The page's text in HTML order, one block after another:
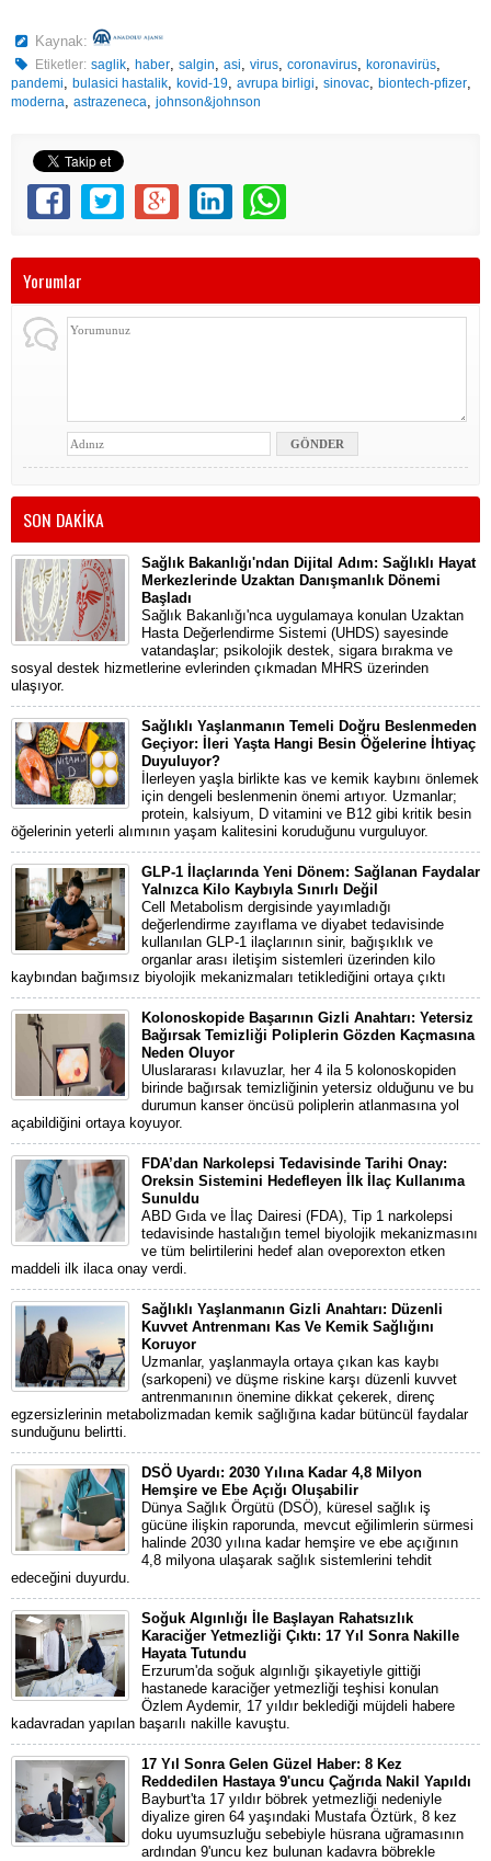
Kaynak:
Etiketler: saglik,haber,salgin,asi,virus,coronavirus,koronavirüs,
pandemi, bulasici hastalik, kovid-19, avrupa birligi, sinovac, biontech-pfizer,
moderna, astrazeneca, johnson&johnson
Yorumlar
SON DAKİKA
Sağlık Bakanlığı'ndan Dijital Adım: Sağlıklı Hayat
Merkezlerinde Uzaktan Danışmanlık Dönemi
Başladı
Sağlık Bakanlığı'nca uygulamaya konulan Uzaktan
Hasta Değerlendirme Sistemi (UHDS) sayesinde
vatandaşlar; psikolojik destek, sigara bırakma ve
sosyal destek hizmetlerine evlerinden çıkmadan MHRS üzerinden
ulaşıyor.
Sağlıklı Yaşlanmanın Temeli Doğru Beslenmeden
Geçiyor: İleri Yaşta Hangi Besin Öğelerine İhtiyaç
Duyuluyor?
İlerleyen yaşla birlikte kas ve kemik kaybını önlemek
için dengeli beslenmenin önemi artıyor. Uzmanlar;
protein, kalsiyum, D vitamini ve B12 gibi kritik besin
öğelerinin yeterli alımının yaşam kalitesini koruduğunu vurguluyor.
GLP-1 İlaçlarında Yeni Dönem: Sağlanan Faydalar
Yalnızca Kilo Kaybıyla Sınırlı Değil
Cell Metabolism dergisinde yayımladığı
değerlendirme zayıflama ve diyabet tedavisinde
kullanılan GLP-1 ilaçlarının sinir, bağışıklık ve
organlar arası iletişim sistemleri üzerinden kilo
kaybından bağımsız biyolojik mekanizmaları tetiklediğini ortaya çıktı
Kolonoskopide Başarının Gizli Anahtarı: Yetersiz
Bağırsak Temizliği Poliplerin Gözden Kaçmasına
Neden Oluyor
Uluslararası kılavuzlar, her 4 ila 5 kolonoskopiden
birinde bağırsak temizliğinin yetersiz olduğunu ve bu
durumun kanser öncüsü poliplerin atlanmasına yol
açabildiğini ortaya koyuyor.
FDA’dan Narkolepsi Tedavisinde Tarihi Onay:
Oreksin Sistemini Hedefleyen İlk İlaç Kullanıma
Sunuldu
ABD Gıda ve İlaç Dairesi (FDA), Tip 1 narkolepsi
tedavisinde hastalığın temel biyolojik mekanizmasını
ve tüm belirtilerini hedef alan oveporexton etken
maddeli ilk ilaca onay verdi.
Sağlıklı Yaşlanmanın Gizli Anahtarı: Düzenli
Kuvvet Antrenmanı Kas Ve Kemik Sağlığını
Koruyor
Uzmanlar, yaşlanmayla ortaya çıkan kas kaybı
(sarkopeni) ve düşme riskine karşı düzenli kuvvet
antrenmanının önemine dikkat çekerek, direnç
egzersizlerinin metabolizmadan kemik sağlığına kadar bütüncül faydalar
sunduğunu belirtti.
DSÖ Uyardı: 2030 Yılına Kadar 4,8 Milyon
Hemşire ve Ebe Açığı Oluşabilir
Dünya Sağlık Örgütü (DSÖ), küresel sağlık iş
gücüne ilişkin raporunda, mevcut eğilimlerin sürmesi
halinde 2030 yılına kadar hemşire ve ebe açığının
4,8 milyona ulaşarak sağlık sistemlerini tehdit
edeceğini duyurdu.
Soğuk Algınlığı İle Başlayan Rahatsızlık
Karaciğer Yetmezliği Çıktı: 17 Yıl Sonra Nakille
Hayata Tutundu
Erzurum'da soğuk algınlığı şikayetiyle gittiği
hastanede karaciğer yetmezliği teşhisi konulan
Özlem Aydemir, 17 yıldır beklediği müjdeli habere
kadavradan yapılan başarılı nakille kavuştu.
17 Yıl Sonra Gelen Güzel Haber: 8 Kez
Reddedilen Hastaya 9'uncu Çağrıda Nakil Yapıldı
Bayburt'ta 17 yıldır böbrek yetmezliği nedeniyle
diyalize giren 64 yaşındaki Mustafa Öztürk, 8 kez
doku uyumsuzluğu sebebiyle hüsrana uğramasının
ardından 9'uncu kez bulunan kadavra böbrekle